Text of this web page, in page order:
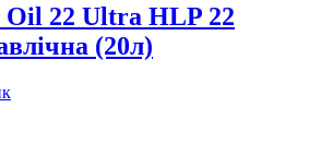
22 Ultra HLP 22
(20л)